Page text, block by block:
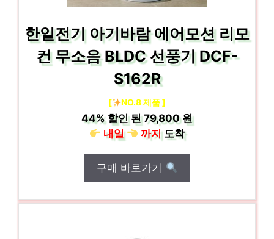
한일전기 아기바람 에어모션 리모
컨 무소음 BLDC 선풍기 DCF-
S162R
[ NO.8 제품 ]
44%할인 된79,800 원
내일
까지도착
구매 바로가기